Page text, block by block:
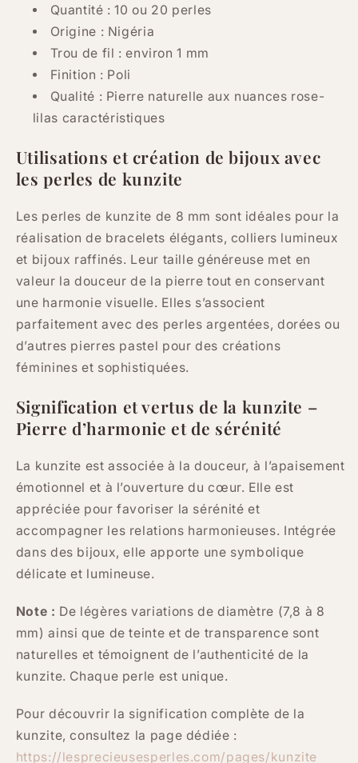
Quantité : 10 ou 20 perles
Origine : Nigéria
Trou de fil : environ 1 mm
Finition : Poli
Qualité : Pierre naturelle aux nuances rose-
lilas caractéristiques
Utilisations et création de bijoux avec
les perles de kunzite
Les perles de kunzite de 8 mm sont idéales pour la
réalisation de bracelets élégants, colliers lumineux
et bijoux raffinés. Leur taille généreuse met en
valeur la douceur de la pierre tout en conservant
une harmonie visuelle. Elles s’associent
parfaitement avec des perles argentées, dorées ou
d’autres pierres pastel pour des créations
féminines et sophistiquées.
Signification et vertus de la kunzite –
Pierre d’harmonie et de sérénité
La kunzite est associée à la douceur, à l’apaisement
émotionnel et à l’ouverture du cœur. Elle est
appréciée pour favoriser la sérénité et
accompagner les relations harmonieuses. Intégrée
dans des bijoux, elle apporte une symbolique
délicate et lumineuse.
Note : De légères variations de diamètre (7,8 à 8
mm) ainsi que de teinte et de transparence sont
naturelles et témoignent de l’authenticité de la
kunzite. Chaque perle est unique.
Pour découvrir la signification complète de la
kunzite, consultez la page dédiée :
https://lesprecieusesperles.com/pages/kunzite